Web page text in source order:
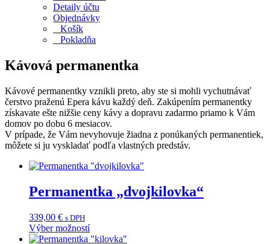
Detaily účtu
Objednávky
Košík
Pokladňa
Kávová permanentka
Kávové permanentky vznikli preto, aby ste si mohli vychutnávať
čerstvo praženú Epera kávu každý deň. Zakúpením permanentky
získavate ešte nižšie ceny kávy a dopravu zadarmo priamo k Vám
domov po dobu 6 mesiacov.
V prípade, že Vám nevyhovuje žiadna z ponúkaných permanentiek,
môžete si ju vyskladať podľa vlastných predstáv.
Permanentka „dvojkilovka“
339,00 € s DPH
Výber možností
Tento